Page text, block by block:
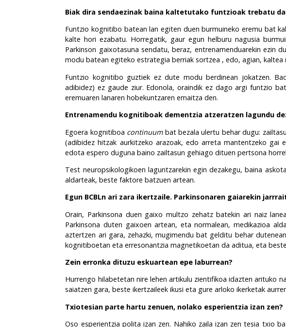
Biak dira sendaezinak baina kaltetutako funtzioak trebatu
Funtzio kognitibo batean lan egiten duen burmuineko eremu bat
kalte hori ezabatu. Horregatik, gaur egun helburu nagusia
Parkinson gaixotasuna sendatu, beraz, entrenamenduarekin
modu batean egiteko estrategia berriak sortzea , edo, agian,
Funtzio kognitibo guztiek ez dute modu berdinean jokatzen.
adibidez) ez gaude ziur. Edonola, oraindik ez dago argi funtzio
eremuaren lanaren hobekuntzaren emaitza den.
Entrenamendu kognitiboak dementzia atzeratzen lagundu
Egoera kognitiboa continuumbat bezala ulertu behar dugu:
(adibidez hitzak aurkitzeko arazoak, edo arreta mantentzeko
edota espero duguna baino zailtasun gehiago dituen pertsona
Test neuropsikologikoen laguntzarekin egin dezakegu, baina
aldarteak, beste faktore batzuen artean.
Egun BCBLn ari zara ikertzaile. Parkinsonaren gaiarekin
Orain, Parkinsona duen gaixo multzo zehatz batekin ari naiz
Parkinsona duten gaixoen artean, eta normalean, medikazioa
aztertzen ari gara, zehazki, mugimendu bat gelditu behar
kognitiboetan eta erresonantzia magnetikoetan da aditua, eta
Zein erronka dituzu eskuartean epe laburrean?
Hurrengo hilabetetan nire lehen artikulu zientifikoa idazten arituko
saiatzen gara, beste ikertzaileek ikusi eta gure arloko ikerketak
Txiotesian parte hartu zenuen, nolako esperientzia izan zen?
Oso esperientzia polita izan zen. Nahiko zaila izan zen tesia txio